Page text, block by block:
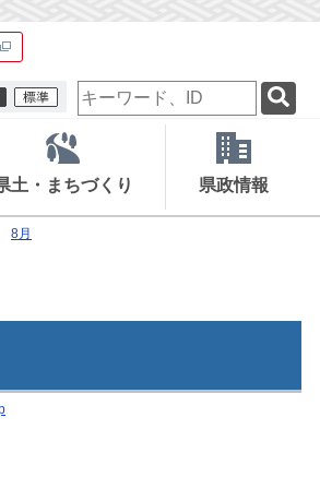
検
索
ー
ー
ド
土・まちづくり 県政情報
8月